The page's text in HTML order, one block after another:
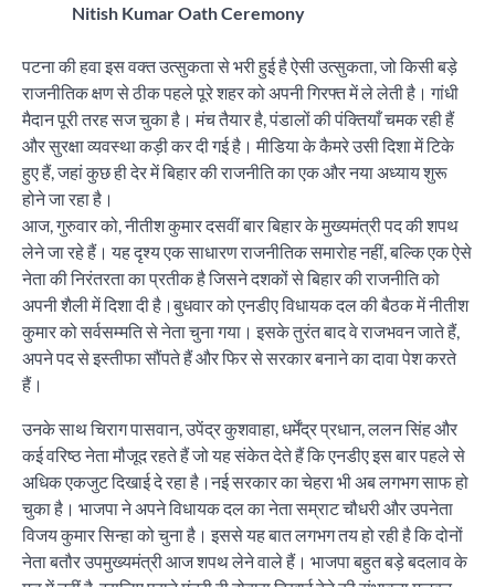
Nitish Kumar Oath Ceremony
पटना की हवा इस वक्त उत्सुकता से भरी हुई है ऐसी उत्सुकता, जो किसी बड़े
राजनीतिक क्षण से ठीक पहले पूरे शहर को अपनी गिरफ्त में ले लेती है। गांधी
मैदान पूरी तरह सज चुका है। मंच तैयार है, पंडालों की पंक्तियाँ चमक रही हैं
और सुरक्षा व्यवस्था कड़ी कर दी गई है। मीडिया के कैमरे उसी दिशा में टिके
हुए हैं, जहां कुछ ही देर में बिहार की राजनीति का एक और नया अध्याय शुरू
होने जा रहा है।
आज, गुरुवार को, नीतीश कुमार दसवीं बार बिहार के मुख्यमंत्री पद की शपथ
लेने जा रहे हैं। यह दृश्य एक साधारण राजनीतिक समारोह नहीं, बल्कि एक ऐसे
नेता की निरंतरता का प्रतीक है जिसने दशकों से बिहार की राजनीति को
अपनी शैली में दिशा दी है।बुधवार को एनडीए विधायक दल की बैठक में नीतीश
कुमार को सर्वसम्मति से नेता चुना गया। इसके तुरंत बाद वे राजभवन जाते हैं,
अपने पद से इस्तीफा सौंपते हैं और फिर से सरकार बनाने का दावा पेश करते
हैं।
उनके साथ चिराग पासवान, उपेंद्र कुशवाहा, धर्मेंद्र प्रधान, ललन सिंह और
कई वरिष्ठ नेता मौजूद रहते हैं जो यह संकेत देते हैं कि एनडीए इस बार पहले से
अधिक एकजुट दिखाई दे रहा है।नई सरकार का चेहरा भी अब लगभग साफ हो
चुका है। भाजपा ने अपने विधायक दल का नेता सम्राट चौधरी और उपनेता
विजय कुमार सिन्हा को चुना है। इससे यह बात लगभग तय हो रही है कि दोनों
नेता बतौर उपमुख्यमंत्री आज शपथ लेने वाले हैं। भाजपा बहुत बड़े बदलाव के